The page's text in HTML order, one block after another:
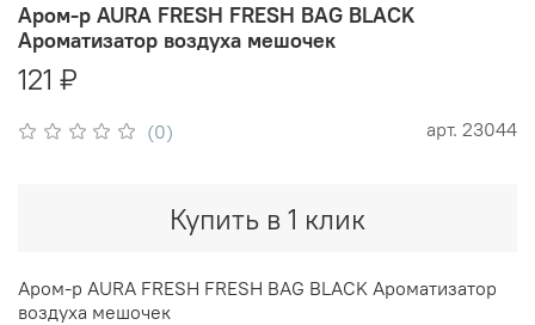
(0) арт. 23044
Аром-р AURA FRESH FRESH BAG BLACK
Ароматизатор воздуха мешочек
121 ₽
Купить в 1 клик
Аром-р AURA FRESH FRESH BAG BLACK Ароматизатор
воздуха мешочек